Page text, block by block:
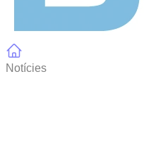
Notícies